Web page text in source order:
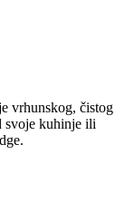
vrhunskog, čistog
svoje kuhinje ili